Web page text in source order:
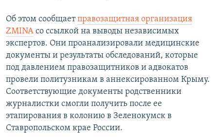
УКРАИНСКАЯ ПРОБЛЕМА КРЫМА
Все сайты RFE/RL
Об этом сообщаетправозащитная организация
ZMINA со ссылкой на выводы независимых
экспертов. Они проанализировали медицинские
документы и результаты обследований, которые
под давлением правозащитников и адвокатов
провели политузникам в аннексированном Крыму.
Соответствующие документы родственники
журналистки смогли получить после ее
этапирования в колонию в Зеленокумск в
Ставропольском крае России.